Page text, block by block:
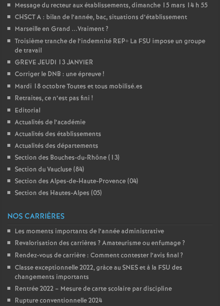
e
c
é
O
r
Message du recteur aux établissements, dimanche 15 mars 14 h 55
CHSCT A : bilan de l’année, bac, situations d’établissement
Marseille en Grand ...Vraiment?
Troisième tranche de l’indemnité REP+ La FSU impose un groupe
de travail
GREVE JEUDI 13 JANVIER
Corriger le DNB : une épreuve!
Mardi 18 octobre Toutes et tous mobilisé.es
Retraites, ce n’est pas fini !
Editorial
Actualités de l’académie
Actualités des établissements
Actualités des départements
Section des Bouches-du-Rhône (13)
Section du Vaucluse (84)
Section des Alpes-de-Haute-Provence (04)
Section des Hautes-Alpes (05)
NOS CARRIÈRES
Les moments importants de l’année administrative
Revalorisation des carrières ? Amateurisme ou enfumage?
Rendez-vous de carrière : Comment contester l’avis final?
Classe exceptionnelle 2022, gràce au SNES et à la FSU des
changements importants
Rentrée 2022 – Mesure de carte scolaire par discipline
Rupture conventionnelle 2024